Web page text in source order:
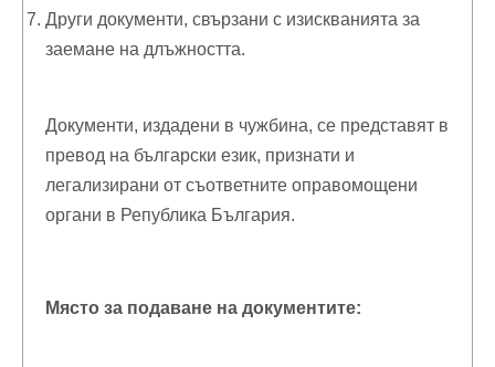
Други документи, свързани с изискванията за
заемане на длъжността.
Документи, издадени в чужбина, се представят в
превод на български език, признати и
легализирани от съответните оправомощени
органи в Република България.
Място за подаване на документите: